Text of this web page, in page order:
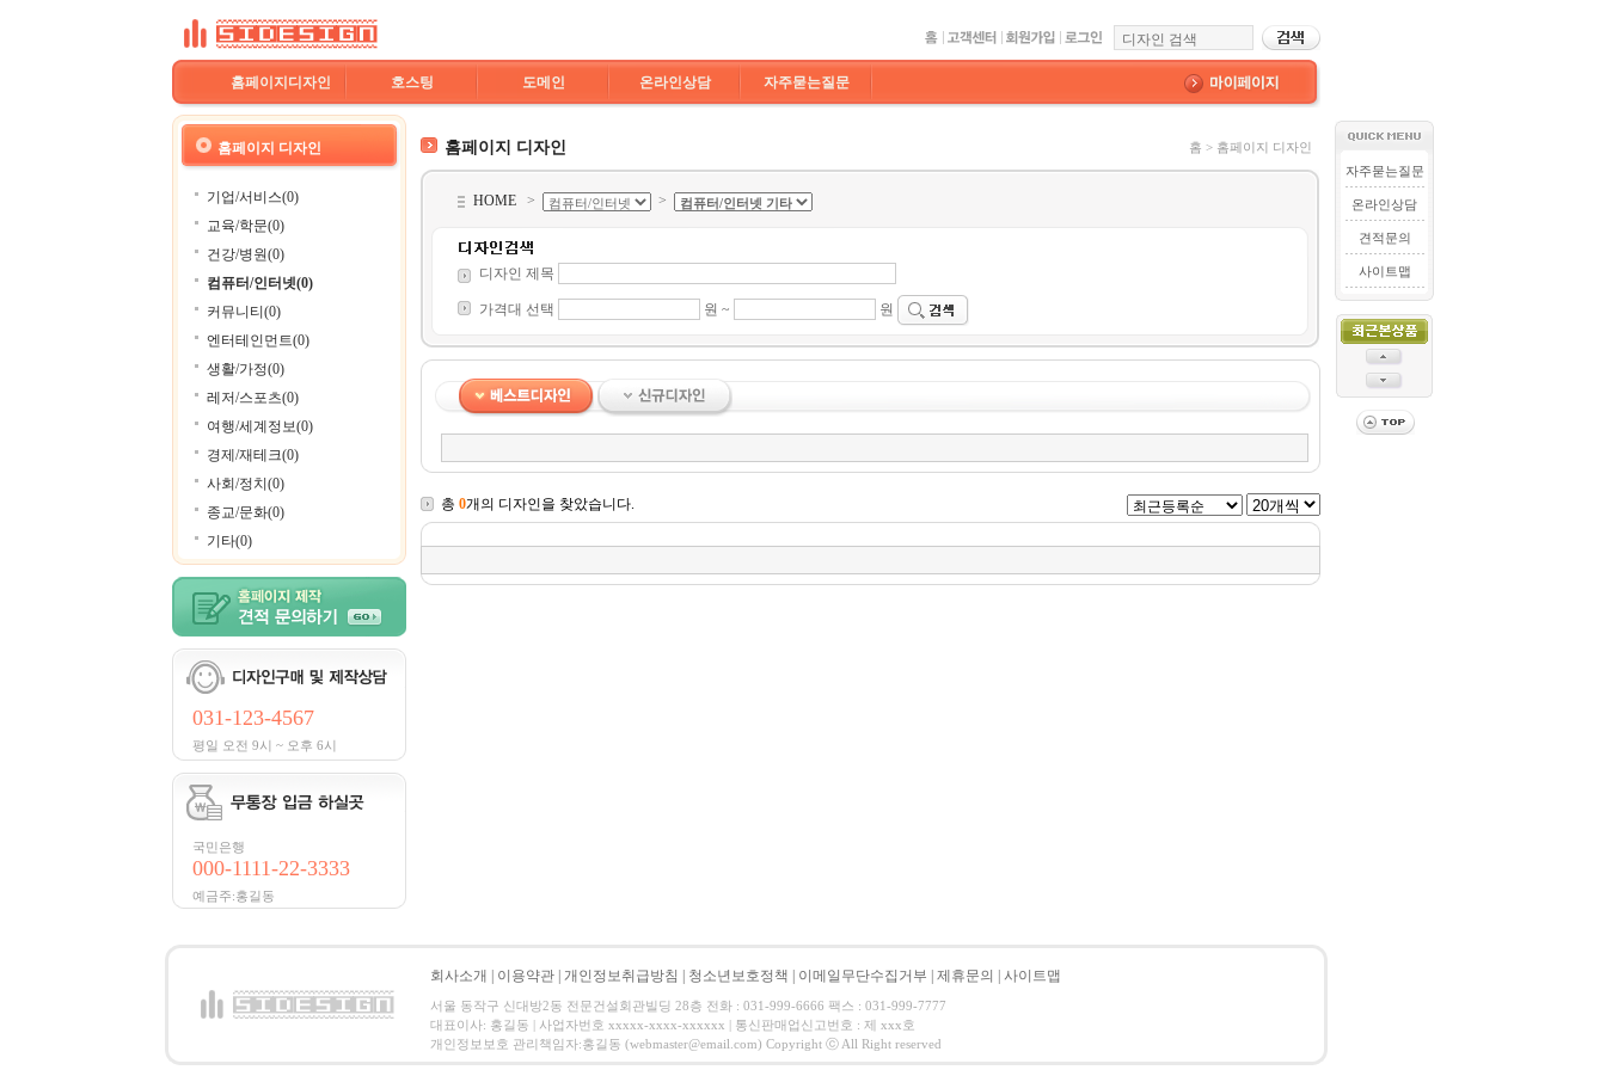
홈페이지디자인 호스팅 도메인 온라인상담 자주묻는질문
홈페이지 디자인
기업/서비스(0)
교육/학문(0)
건강/병원(0)
컴퓨터/인터넷(0)
커뮤니티(0)
엔터테인먼트(0)
생활/가정(0)
레저/스포츠(0)
여행/세계정보(0)
경제/재테크(0)
사회/정치(0)
종교/문화(0)
기타(0)
031-123-4567
평일 오전 9시 ~ 오후 6시
국민은행
000-1111-22-3333
예금주:홍길동
홈페이지 디자인 홈 > 홈페이지 디자인
HOME > >
디자인 제목
가격대 선택 원 ~ 원
총 0개의 디자인을 찾았습니다.
자주묻는질문
온라인상담
견적문의
사이트맵
회사소개 이용약관 개인정보취급방침 청소년보호정책 이메일무단수집거부 제휴문의 사이트맵
서울 동작구 신대방2동 전문건설회관빌딩 28층 전화 : 031-999-6666 팩스 : 031-999-7777
대표이사: 홍길동 | 사업자번호 xxxxx-xxxx-xxxxxx | 통신판매업신고번호 : 제 xxx호
개인정보보호 관리책임자:홍길동 (webmaster@email.com) Copyright ⓒ All Right reserved